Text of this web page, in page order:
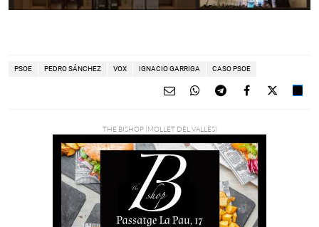
PSOE PEDRO SÁNCHEZ VOX IGNACIO GARRIGA CASO PSOE